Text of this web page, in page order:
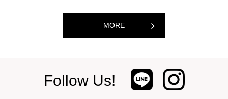
MORE
Follow Us!